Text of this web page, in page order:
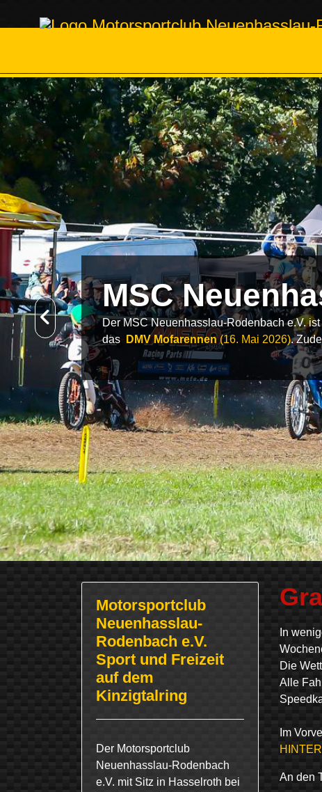
MSC
Der MSC Neuenhasslau-Rodenbach e.V.
das
DMV Mofarennen(16. Mai 2026).
Motorsportclub
Neuenhasslau-
Rodenbach e.V.
Sport und Freizeit
auf dem
Kinzigtalring
Der Motorsportclub
Neuenhasslau-Rodenbach
e.V. mit Sitz in Hasselroth bei
In
Die
Alle
Im
An den